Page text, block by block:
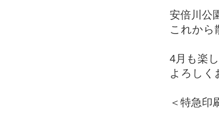
安倍川公
これから
4月も楽
よろしく
＜特急印